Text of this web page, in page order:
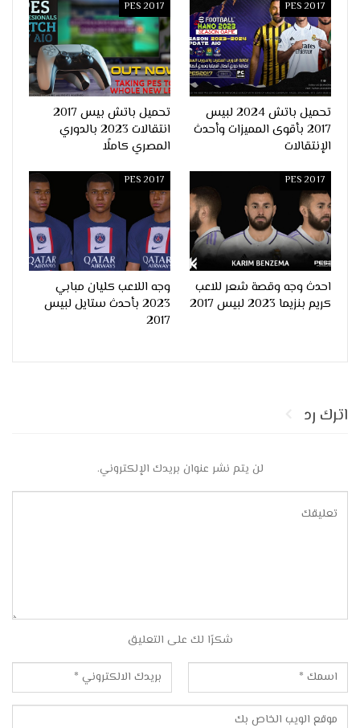
PES 2017
تحميل باتش 2024 لبيس
2017 بأقوى المميزات وأحدث
الإنتقالات
PES 2017
تحميل باتش بيس 2017
انتقالات 2023 بالدوري
المصري كاملًا
PES 2017
احدث وجه وقصة شعر للاعب
كريم بنزيما 2023 لبيس 2017
PES 2017
وجه اللاعب كليان مبابي
2023 بأحدث ستايل لبيس
2017
اترك رد
لن يتم نشر عنوان بريدك الإلكتروني.
شكرًا لك على التعليق